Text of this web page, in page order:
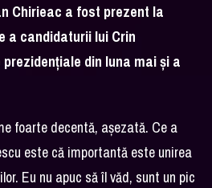
Chirieac a fost prezent la
a candidaturii lui Crin
din luna mai şi a
foarte decentă, aşezată. Ce a
este că importantă este unirea
Eu nu apuc să îl văd, sunt un pic